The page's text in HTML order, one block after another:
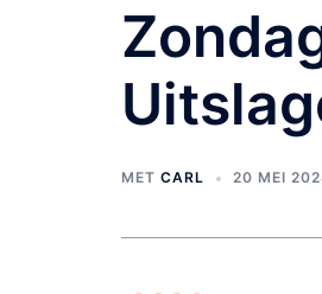
MET CARL 20 MEI